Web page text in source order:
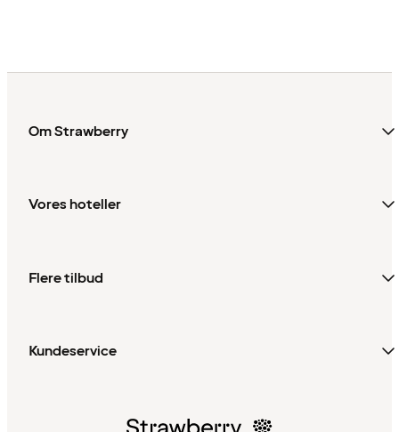
Om Strawberry
Vores hoteller
Flere tilbud
Kundeservice